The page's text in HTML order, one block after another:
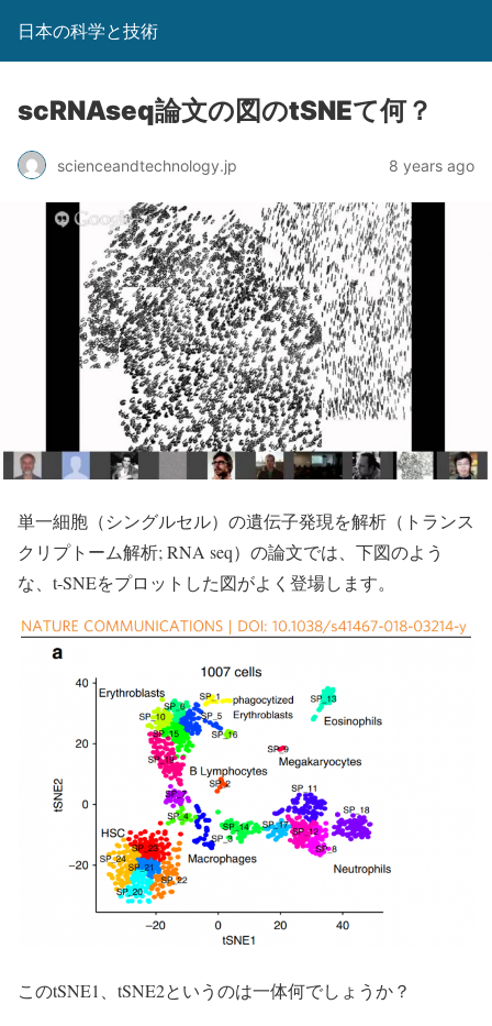
日本の科学と技術
scRNAseq論文の図のtSNEて何？
scienceandtechnology.jp 8 years ago
単一細胞（シングルセル）の遺伝子発現を解析（トランス
クリプトーム解析; RNA seq）の論文では、下図のよう
な、t-SNEをプロットした図がよく登場します。
このtSNE1、tSNE2というのは一体何でしょうか？